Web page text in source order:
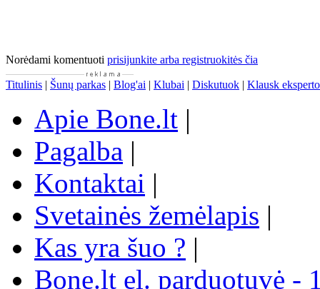
Norėdami komentuoti prisijunkite arba registruokitės čia
Titulinis | Šunų parkas | Blog'ai | Klubai | Diskutuok | Klausk eksperto
Apie Bone.lt |
Pagalba |
Kontaktai |
Svetainės žemėlapis |
Kas yra šuo ? |
Bone.lt el. parduotuvė -